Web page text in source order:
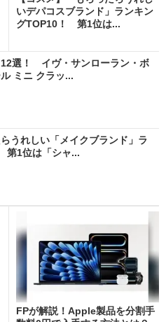
いデパコスブランド」ランキン
グTOP10！ 第1位は...
12選！ イヴ・サンローラン・ボ
ミニ クラッ...
うれしい「メイクブランド」ラ
第1位は「シャ...
FPが解説！Apple製品を分割手